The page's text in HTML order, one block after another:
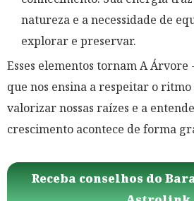
natureza e a necessidade de
explorar e preservar.
Esses elementos tornam A
que nos ensina a respeitar o
valorizar nossas raízes e a
crescimento acontece de forma
Receba conselhos do